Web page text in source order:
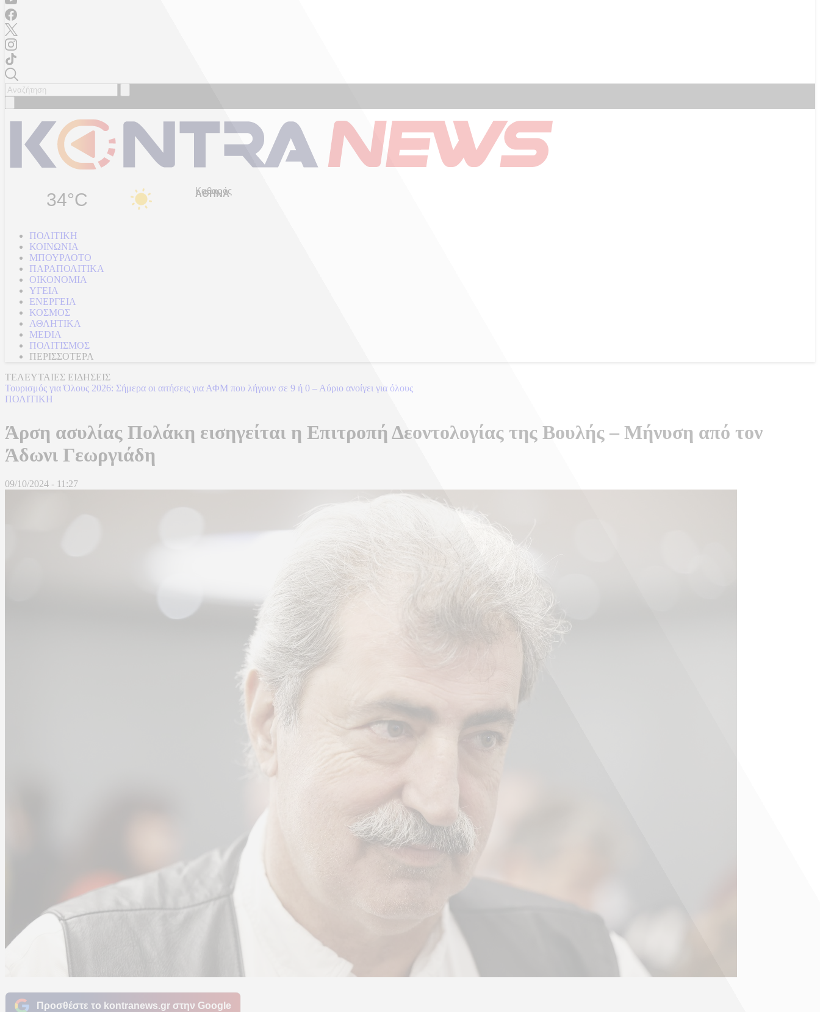
34°C Καθαρός
ΠΟΛΙΤΙΚΗ
ΚΟΙΝΩΝΙΑ
ΜΠΟΥΡΛΟΤΟ
ΠΑΡΑΠΟΛΙΤΙΚΑ
ΟΙΚΟΝΟΜΙΑ
ΥΓΕΙΑ
ΕΝΕΡΓΕΙΑ
ΚΟΣΜΟΣ
ΑΘΛΗΤΙΚΑ
MEDIA
ΠΟΛΙΤΙΣΜΟΣ
ΠΕΡΙΣΣΟΤΕΡΑ
ΤΕΛΕΥΤΑΙΕΣ ΕΙΔΗΣΕΙΣ
Τουρισμός για Όλους 2026: Σήμερα οι αιτήσεις για ΑΦΜ που λήγουν σε 9 ή 0 – Αύριο ανοίγει για όλους
ΠΟΛΙΤΙΚΗ
Άρση ασυλίας Πολάκη εισηγείται η Επιτροπή Δεοντολογίας της Βουλής – Μήνυση από τον
Άδωνι Γεωργιάδη
09/10/2024 - 11:27
Προσθέστε το kontranews.gr στην Google